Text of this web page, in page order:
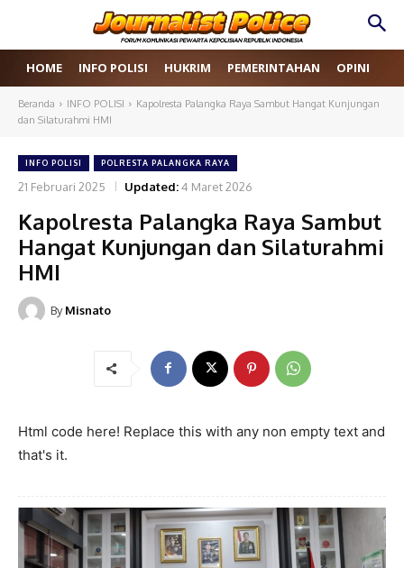
HOME INFO POLISI HUKRIM PEMERINTAHAN OPINI
Beranda INFO POLISI
Kapolresta Palangka Raya Sambut Hangat Kunjungan
dan Silaturahmi HMI
INFO POLISI POLRESTA PALANGKA RAYA
21 Februari 2025 Updated:4 Maret 2026
Kapolresta Palangka Raya Sambut
Hangat Kunjungan dan Silaturahmi
HMI
By Misnato
Html code here! Replace this with any non empty text and
that's it.